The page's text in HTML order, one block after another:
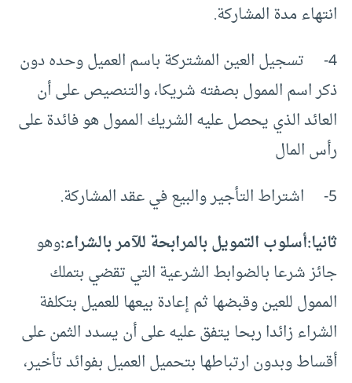
انتهاء مدة المشاركة.
4- تسجيل العين المشتركة باسم العميل وحده دون
ذكر اسم الممول بصفته شريكا، والتنصيص على أن
العائد الذي يحصل عليه الشريك الممول هو فائدة على
رأس المال
5- اشتراط التأجير والبيع في عقد المشاركة.
ثانيا:أسلوب التمويل بالمرابحة للآمر بالشراء:وهو
جائز شرعا بالضوابط الشرعية التي تقضي بتملك
الممول للعين وقبضها ثم إعادة بيعها للعميل بتكلفة
الشراء زائدا ربحا يتفق عليه على أن يسدد الثمن على
أقساط وبدون ارتباطها بتحميل العميل بفوائد تأخير،